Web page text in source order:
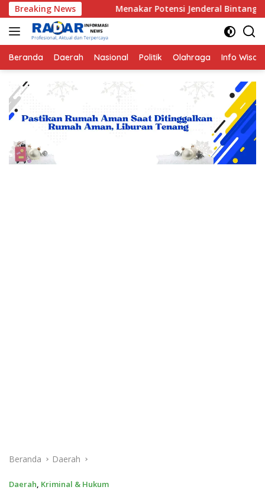
Langsung
ke
konten
Breaking News
Menakar Potensi Jenderal Bintang Tiga Asal
Beranda Daerah Nasional Politik Olahraga Info
Beranda Daerah
Daerah Kriminal & Hukum